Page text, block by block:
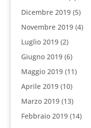
Dicembre 2019(5)
Novembre 2019(4)
Luglio 2019(2)
Giugno 2019(6)
Maggio 2019(11)
Aprile 2019(10)
Marzo 2019(13)
Febbraio 2019(14)